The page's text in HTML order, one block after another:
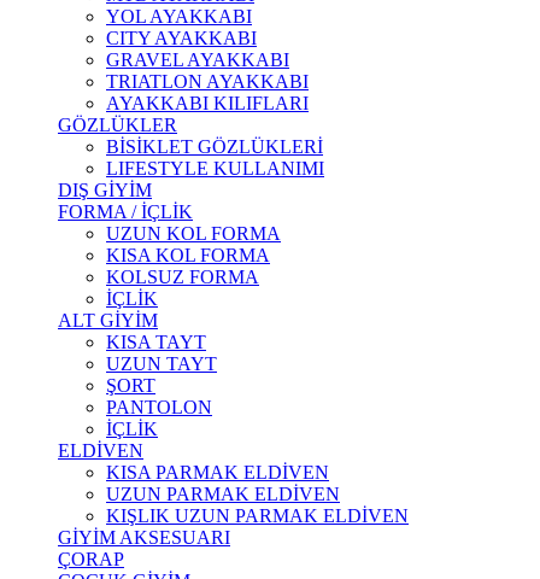
YOL AYAKKABI
CITY AYAKKABI
GRAVEL AYAKKABI
TRIATLON AYAKKABI
AYAKKABI KILIFLARI
GÖZLÜKLER
BİSİKLET GÖZLÜKLERİ
LIFESTYLE KULLANIMI
DIŞ GİYİM
FORMA / İÇLİK
UZUN KOL FORMA
KISA KOL FORMA
KOLSUZ FORMA
İÇLİK
ALT GİYİM
KISA TAYT
UZUN TAYT
ŞORT
PANTOLON
İÇLİK
ELDİVEN
KISA PARMAK ELDİVEN
UZUN PARMAK ELDİVEN
KIŞLIK UZUN PARMAK ELDİVEN
GİYİM AKSESUARI
ÇORAP